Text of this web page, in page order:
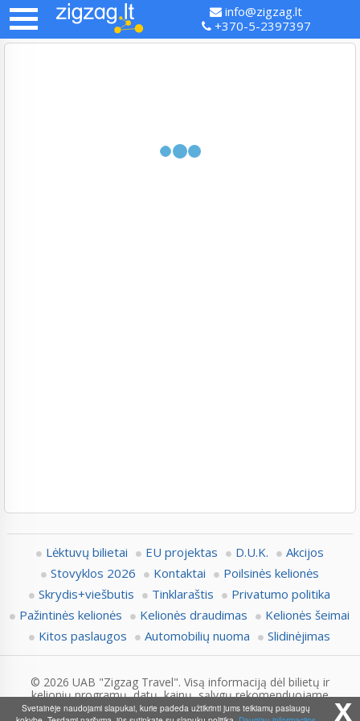
info@zigzag.lt
+370-5-2397397
Lėktuvų bilietai EU projektas D.U.K.
Akcijos
Stovyklos 2026
Kontaktai
Poilsinės kelionės
Skrydis+viešbutis
Tinklaraštis
Privatumo politika
Pažintinės kelionės
Kelionės draudimas
Kelionės šeimai
Kitos paslaugos
Automobilių nuoma Slidinėjimas
© 2026 UAB "Zigzag Travel". Visą informaciją dėl bilietų ir
kelionių programų, datų, kainų, sąlygų rekomenduojame
pasitikslinti su Zigzag.lt konsultantais.
x
Svetainėje naudojami slapukai, kurie padeda užtikrinti jums teikiamų paslaugų